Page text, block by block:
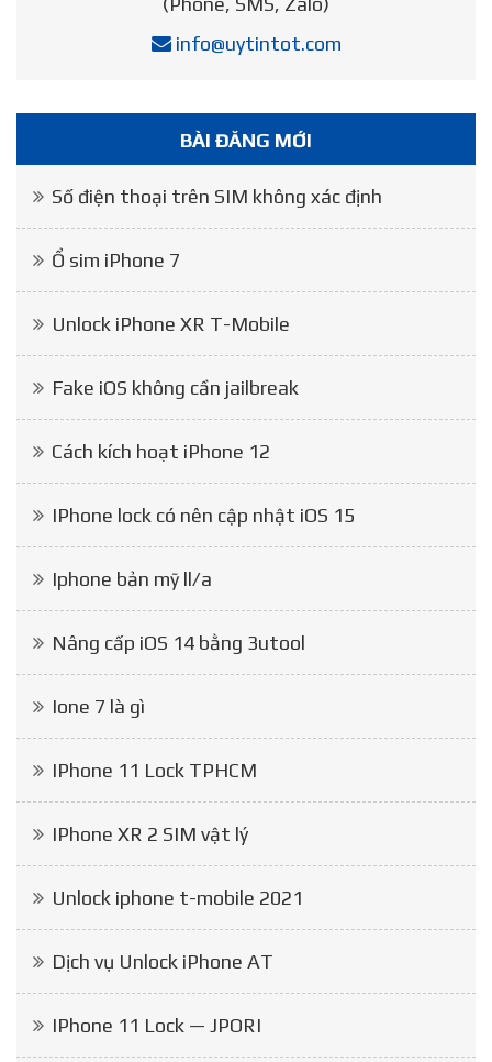
info@uytintot.com
BÀI ĐĂNG MỚI
Số điện thoại trên SIM không xác định
Ổ sim iPhone 7
Unlock iPhone XR T-Mobile
Fake iOS không cần jailbreak
Cách kích hoạt iPhone 12
IPhone lock có nên cập nhật iOS 15
Iphone bản mỹ ll/a
Nâng cấp iOS 14 bằng 3utool
Ione 7 là gì
IPhone 11 Lock TPHCM
IPhone XR 2 SIM vật lý
Unlock iphone t-mobile 2021
Dịch vụ Unlock iPhone AT
IPhone 11 Lock — JPORI